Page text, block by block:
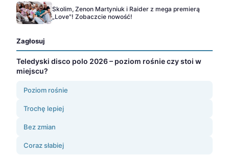
Skolim, Zenon Martyniuk i Raider z mega premierą
„Love"! Zobaczcie nowość!
Zagłosuj
Teledyski disco polo 2026 – poziom rośnie czy stoi w
miejscu?
Poziom rośnie
Trochę lepiej
Bez zmian
Coraz słabiej